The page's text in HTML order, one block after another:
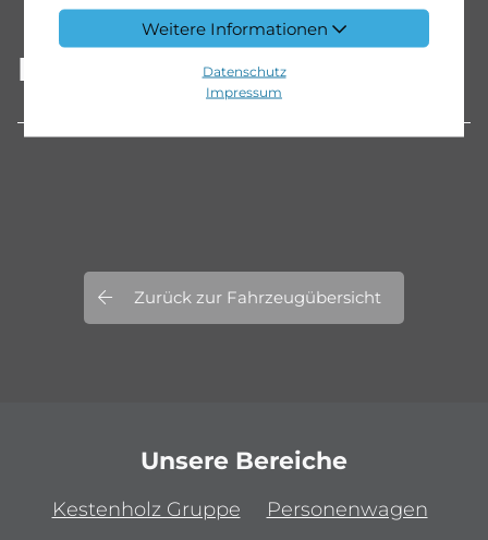
Weitere Informationen
Datenschutz
Impressum
Beschreibung
Zurück zur Fahrzeugübersicht
Unsere Bereiche
Kestenholz Gruppe Personenwagen